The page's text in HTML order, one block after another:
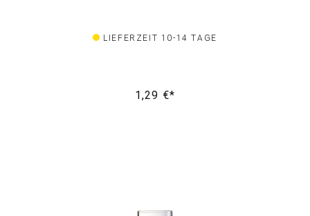
LIEFERZEIT 10-14 TAGE
1,29 €*